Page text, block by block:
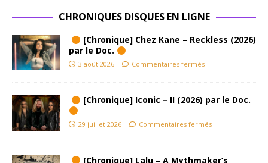
CHRONIQUES DISQUES EN LIGNE
[Chronique] Chez Kane – Reckless (2026)
par le Doc.
3 août 2026 Commentaires fermés
[Chronique] Iconic – II (2026) par le Doc.
29 juillet 2026 Commentaires fermés
[Chronique] Lalu – A Mythmaker’s